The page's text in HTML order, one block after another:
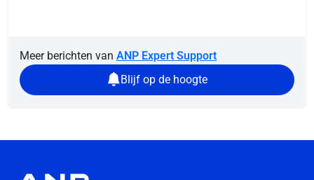
Meer berichten van ANP Expert Support
Blijf op de hoogte